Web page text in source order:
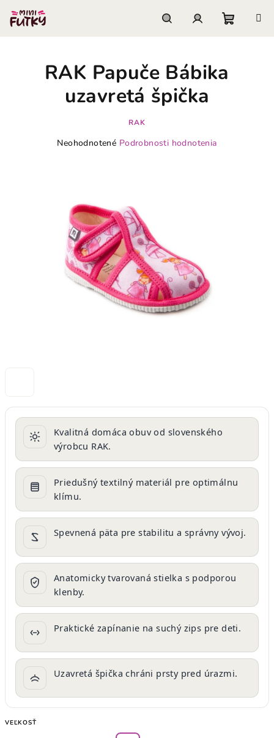
obsah
košík
Kvalitná domáca obuv od slovenského
výrobcu RAK.
Priedušný textilný materiál pre optimálnu
klímu.
Spevnená päta pre stabilitu a správny vývoj.
Anatomicky tvarovaná stielka s podporou
klenby.
Praktické zapínanie na suchý zips pre deti.
Uzavretá špička chráni prsty pred úrazmi.
VEĽKOSŤ
RAK Papuče Bábika
uzavretá špička
RAK
Priemerné
hviezdičiek.
Neohodnotené Podrobnosti hodnotenia